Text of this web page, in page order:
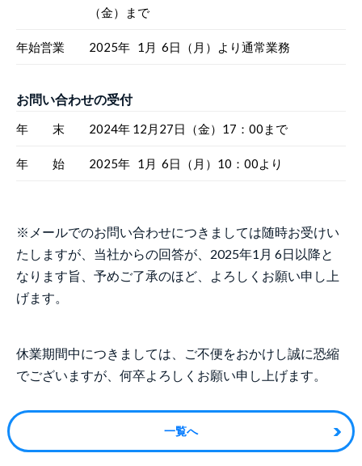
（金）まで
年始営業 2025年 1月 6日（月）より通常業務
お問い合わせの受付
年 末 2024年 12月27日（金）17：00まで
年 始 2025年 1月 6日（月）10：00より
※メールでのお問い合わせにつきましては随時お受けい
たしますが、当社からの回答が、2025年1月 6日以降と
なります旨、予めご了承のほど、よろしくお願い申し上
げます。
休業期間中につきましては、ご不便をおかけし誠に恐縮
でございますが、何卒よろしくお願い申し上げます。
一覧へ